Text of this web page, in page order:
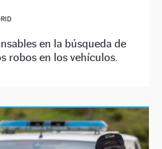
en la búsqueda de
robos en los vehículos.